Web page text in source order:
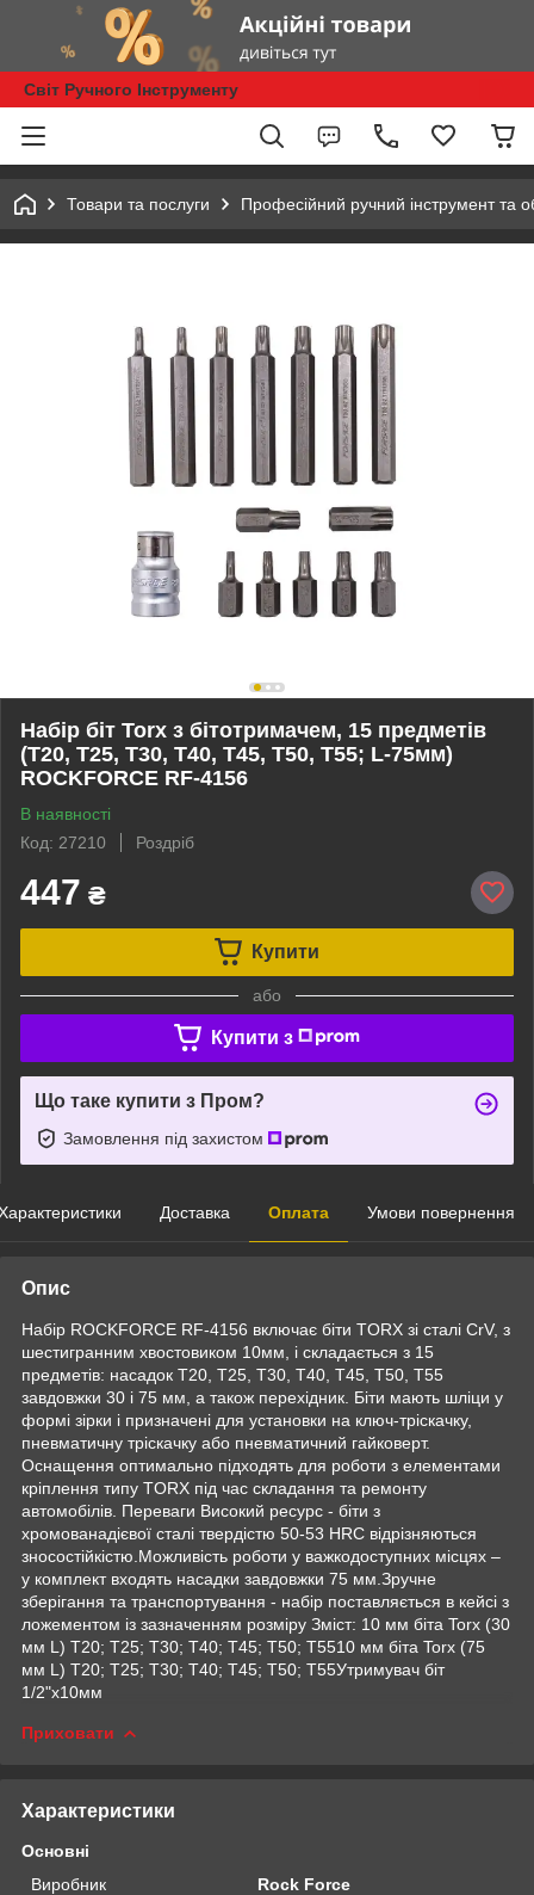
Світ Ручного Інструменту
Товари та послуги Професійний ручний інструмент та
Набір біт Torx з бітотримачем, 15 предметів
(T20, T25, T30, T40, T45, T50, T55; L-75мм)
ROCKFORCE RF-4156
В наявності
Код: 27210
Роздріб
447 ₴
Купити
або
Купити з
Що таке купити з Пром?
Замовлення під захистом
Доставка Оплата Умови повернення
Опис
Набір ROCKFORCE RF-4156 включає біти TORX зі сталі CrV, з
шестигранним хвостовиком 10мм, і складається з 15
предметів: насадок Т20, Т25, Т30, Т40, Т45, Т50, Т55
завдовжки 30 і 75 мм, а також перехідник. Біти мають шліци у
формі зірки і призначені для установки на ключ-тріскачку,
пневматичну тріскачку або пневматичний гайковерт.
Оснащення оптимально підходять для роботи з елементами
кріплення типу TORX під час складання та ремонту
автомобілів. Переваги Високий ресурс - біти з
хромованадієвої сталі твердістю 50-53 HRC відрізняються
зносостійкістю.Можливість роботи у важкодоступних місцях –
у комплект входять насадки завдовжки 75 мм.Зручне
зберігання та транспортування - набір поставляється в кейсі з
ложементом із зазначенням розміру Зміст: 10 мм біта Torx (30
мм L) T20; Т25; Т30; Т40; Т45; Т50; Т5510 мм біта Torx (75
мм L) T20; Т25; Т30; Т40; Т45; Т50; Т55Утримувач біт
1/2"x10мм
Приховати
Характеристики
Основні
Виробник
Rock Force